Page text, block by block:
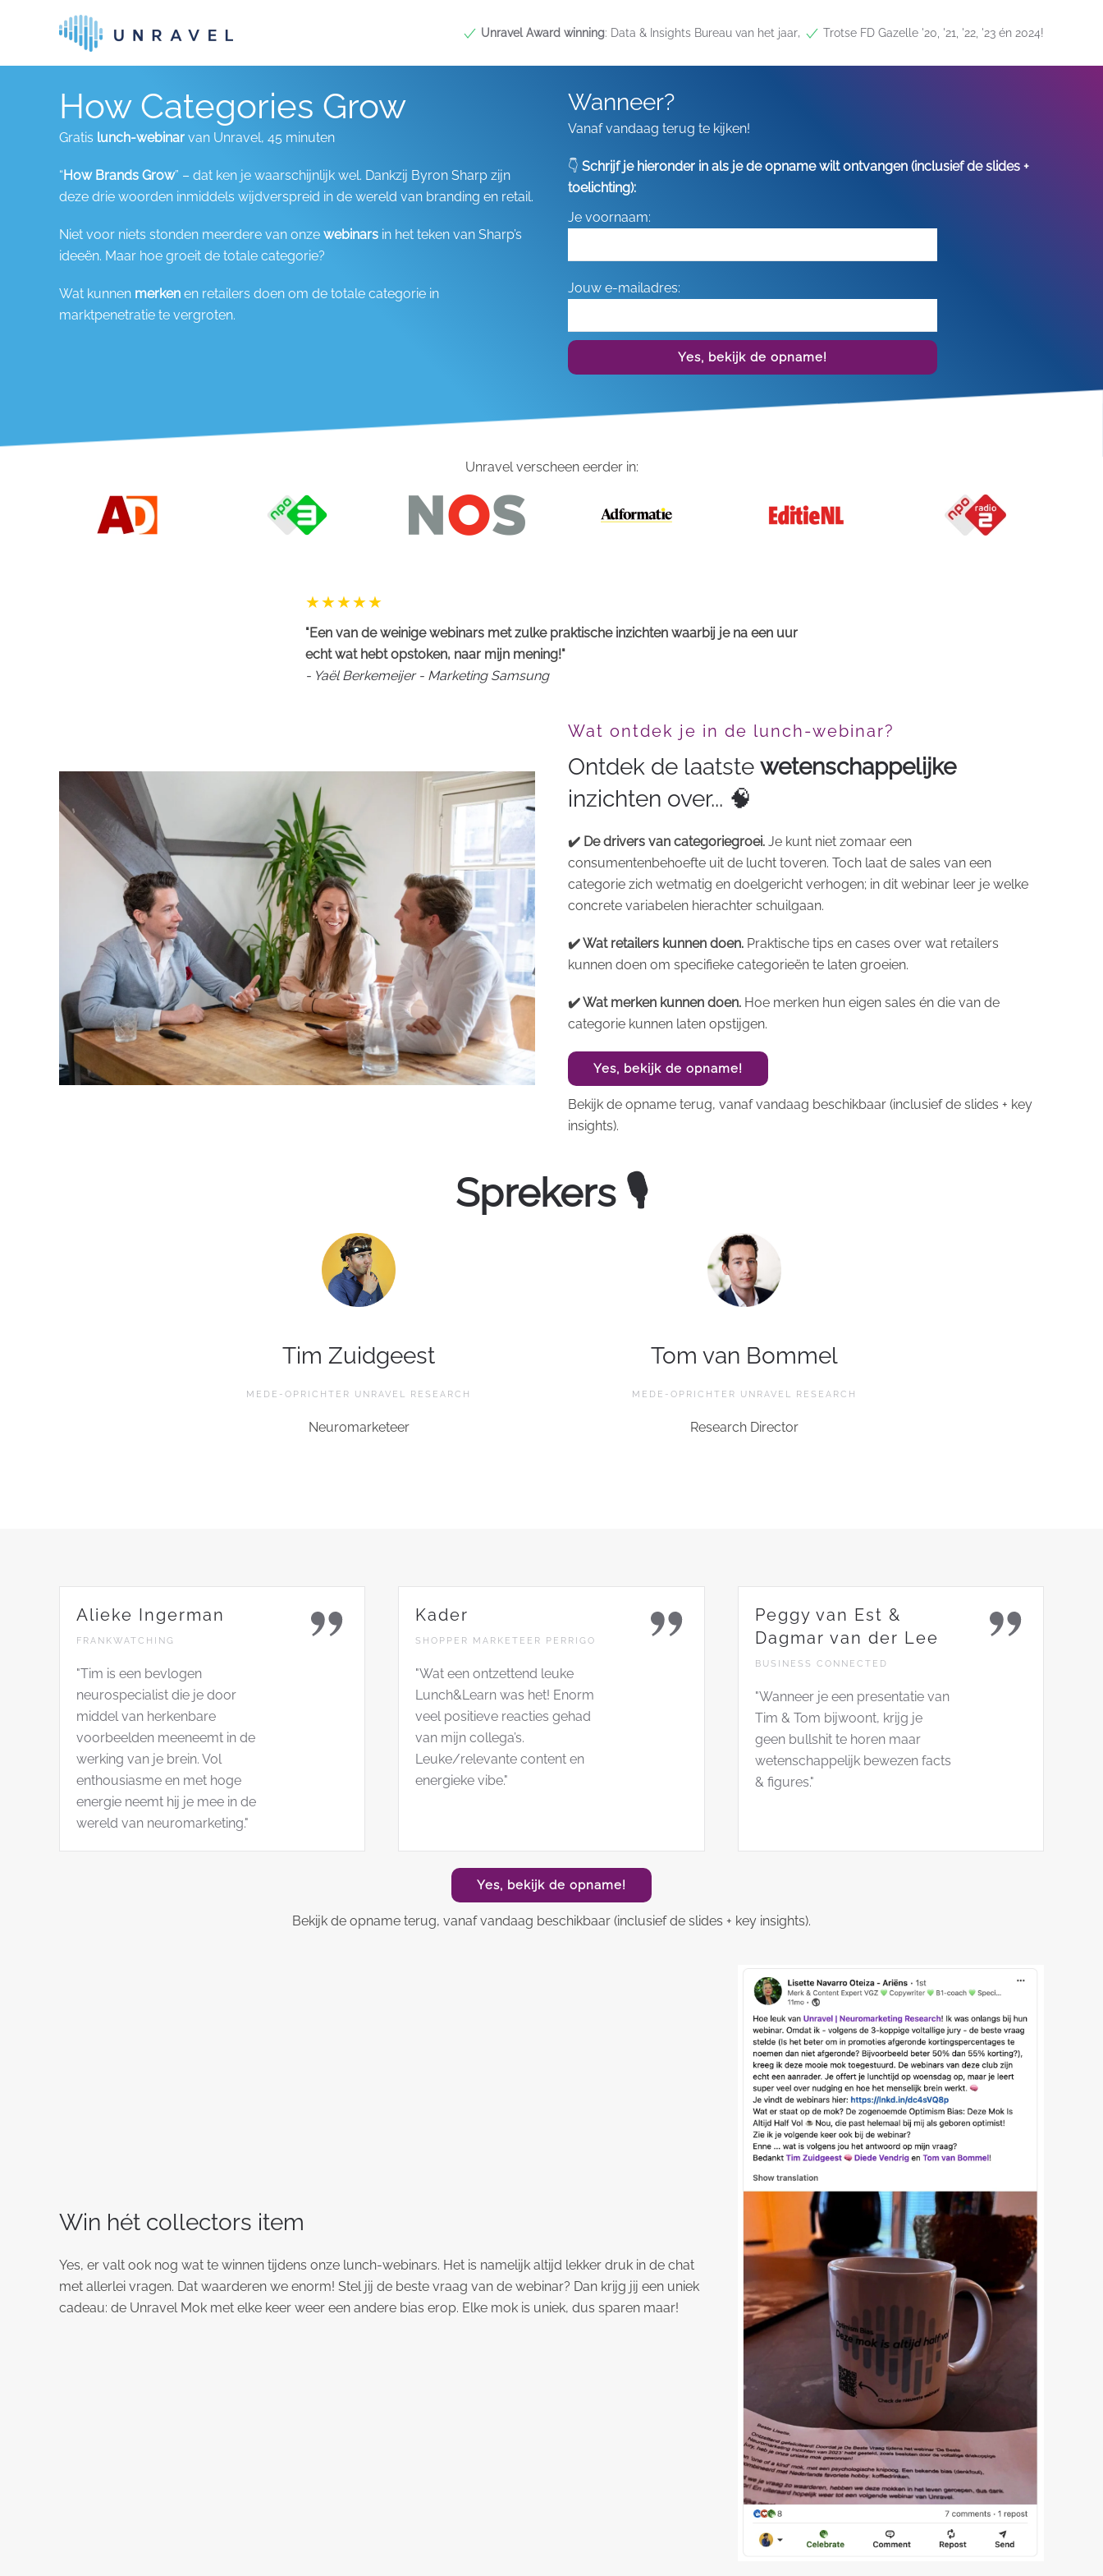
Skip to main content Unravel Award winning: Data & Insights Bureau van het jaar, Trotse FD Gazelle '20, '21, '22, '23 én 2024!
How Categories Grow
Gratis lunch-webinar van Unravel, 45 minuten
“How Brands Grow” – dat ken je waarschijnlijk wel. Dankzij Byron Sharp zijn
deze drie woorden inmiddels wijdverspreid in de wereld van branding en retail.
Niet voor niets stonden meerdere van onze webinars in het teken van Sharp’s
ideeën. Maar hoe groeit de totale categorie?
Wat kunnen merken en retailers doen om de totale categorie in
marktpenetratie te vergroten.
Wanneer?
Vanaf vandaag terug te kijken!
👇 Schrijf je hieronder in als je de opname wilt ontvangen (inclusief de slides +
toelichting):
Je voornaam:
Jouw e-mailadres:
Yes, bekijk de opname!
Unravel verscheen eerder in:
"Een van de weinige webinars met zulke praktische inzichten waarbij je na een uur
echt wat hebt opstoken, naar mijn mening!"
- Yaël Berkemeijer - Marketing Samsung
Wat ontdek je in de lunch-webinar?
Ontdek de laatste wetenschappelijke
inzichten over... 🧠
✔️ De drivers van categoriegroei. Je kunt niet zomaar een
consumentenbehoefte uit de lucht toveren. Toch laat de sales van een
categorie zich wetmatig en doelgericht verhogen; in dit webinar leer je welke
concrete variabelen hierachter schuilgaan.
✔️ Wat retailers kunnen doen. Praktische tips en cases over wat retailers
kunnen doen om specifieke categorieën te laten groeien.
✔️ Wat merken kunnen doen. Hoe merken hun eigen sales én die van de
categorie kunnen laten opstijgen.
Yes, bekijk de opname!
Bekijk de opname terug, vanaf vandaag beschikbaar (inclusief de slides + key
insights).
Sprekers 🎙
Tim Zuidgeest
MEDE-OPRICHTER UNRAVEL RESEARCH
Neuromarketeer
Tom van Bommel
MEDE-OPRICHTER UNRAVEL RESEARCH
Research Director
Alieke Ingerman
FRANKWATCHING
"Tim is een bevlogen
neurospecialist die je door
middel van herkenbare
voorbeelden meeneemt in de
werking van je brein. Vol
enthousiasme en met hoge
energie neemt hij je mee in de
wereld van neuromarketing."
Kader
SHOPPER MARKETEER PERRIGO
"Wat een ontzettend leuke
Lunch&Learn was het! Enorm
veel positieve reacties gehad
van mijn collega’s.
Leuke/relevante content en
energieke vibe."
Peggy van Est &
Dagmar van der Lee
BUSINESS CONNECTED
"Wanneer je een presentatie van
Tim & Tom bijwoont, krijg je
geen bullshit te horen maar
wetenschappelijk bewezen facts
& figures."
Yes, bekijk de opname!
Bekijk de opname terug, vanaf vandaag beschikbaar (inclusief de slides + key insights).
Win hét collectors item
Yes, er valt ook nog wat te winnen tijdens onze lunch-webinars. Het is namelijk altijd lekker druk in de chat
met allerlei vragen. Dat waarderen we enorm! Stel jij de beste vraag van de webinar? Dan krijg jij een uniek
cadeau: de Unravel Mok met elke keer weer een andere bias erop. Elke mok is uniek, dus sparen maar!